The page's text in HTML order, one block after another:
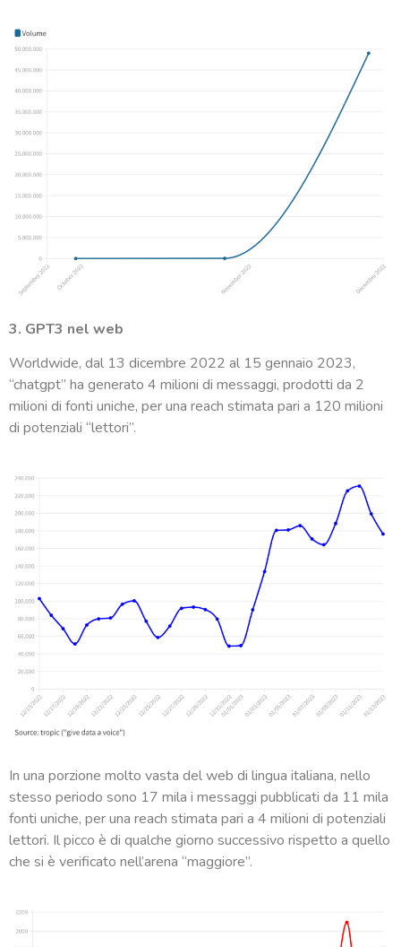
3. GPT3 nel web
Worldwide, dal 13 dicembre 2022 al 15 gennaio 2023,
“chatgpt” ha generato 4 milioni di messaggi, prodotti da 2
milioni di fonti uniche, per una reach stimata pari a 120 milioni
di potenziali “lettori”.
In una porzione molto vasta del web di lingua italiana, nello
stesso periodo sono 17 mila i messaggi pubblicati da 11 mila
fonti uniche, per una reach stimata pari a 4 milioni di potenziali
lettori. Il picco è di qualche giorno successivo rispetto a quello
che si è verificato nell’arena “maggiore”.